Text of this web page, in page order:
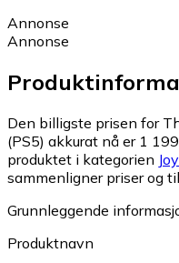
Annonse
Annonse
Den billigste prisen for
(PS5) akkurat nå er 1
produktet i kategorien
sammenligner priser og
Grunnleggende
Produktnavn